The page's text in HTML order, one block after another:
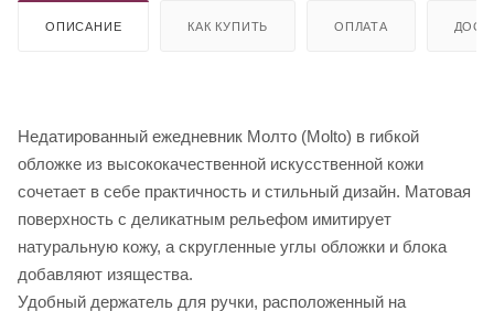
ОПИСАНИЕ КАК КУПИТЬ ОПЛАТА
Недатированный ежедневник Молто (Molto) в гибкой
обложке из высококачественной искусственной кожи
сочетает в себе практичность и стильный дизайн. Матовая
поверхность с деликатным рельефом имитирует
натуральную кожу, а скругленные углы обложки и блока
добавляют изящества.
Удобный держатель для ручки, расположенный на